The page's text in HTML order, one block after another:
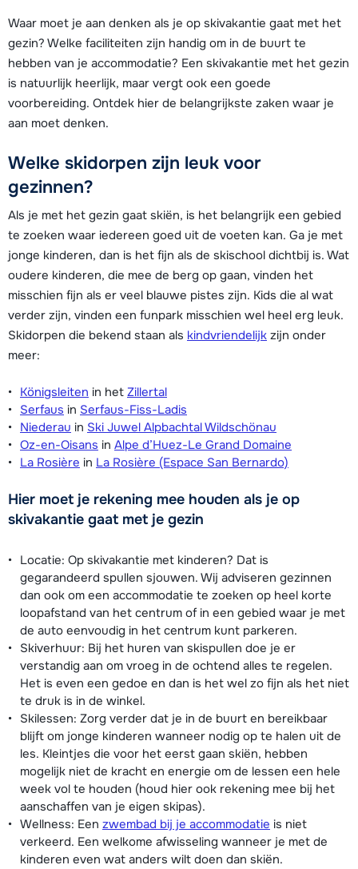
Waar moet je aan denken als je op skivakantie gaat met het
gezin? Welke faciliteiten zijn handig om in de buurt te
hebben van je accommodatie? Een skivakantie met het gezin
is natuurlijk heerlijk, maar vergt ook een goede
voorbereiding. Ontdek hier de belangrijkste zaken waar je
aan moet denken.
Welke skidorpen zijn leuk voor
gezinnen?
Als je met het gezin gaat skiën, is het belangrijk een gebied
te zoeken waar iedereen goed uit de voeten kan. Ga je met
jonge kinderen, dan is het fijn als de skischool dichtbij is. Wat
oudere kinderen, die mee de berg op gaan, vinden het
misschien fijn als er veel blauwe pistes zijn. Kids die al wat
verder zijn, vinden een funpark misschien wel heel erg leuk.
Skidorpen die bekend staan als kindvriendelijk zijn onder
meer:
Königsleiten in het Zillertal
Serfaus in Serfaus-Fiss-Ladis
Niederau in Ski Juwel Alpbachtal Wildschönau
Oz-en-Oisans in Alpe d’Huez-Le Grand Domaine
La Rosière in La Rosière (Espace San Bernardo)
Hier moet je rekening mee houden als je op
skivakantie gaat met je gezin
Locatie: Op skivakantie met kinderen? Dat is
gegarandeerd spullen sjouwen. Wij adviseren gezinnen
dan ook om een accommodatie te zoeken op heel korte
loopafstand van het centrum of in een gebied waar je met
de auto eenvoudig in het centrum kunt parkeren.
Skiverhuur: Bij het huren van skispullen doe je er
verstandig aan om vroeg in de ochtend alles te regelen.
Het is even een gedoe en dan is het wel zo fijn als het niet
te druk is in de winkel.
Skilessen: Zorg verder dat je in de buurt en bereikbaar
blijft om jonge kinderen wanneer nodig op te halen uit de
les. Kleintjes die voor het eerst gaan skiën, hebben
mogelijk niet de kracht en energie om de lessen een hele
week vol te houden (houd hier ook rekening mee bij het
aanschaffen van je eigen skipas).
Wellness: Een zwembad bij je accommodatie is niet
verkeerd. Een welkome afwisseling wanneer je met de
kinderen even wat anders wilt doen dan skiën.